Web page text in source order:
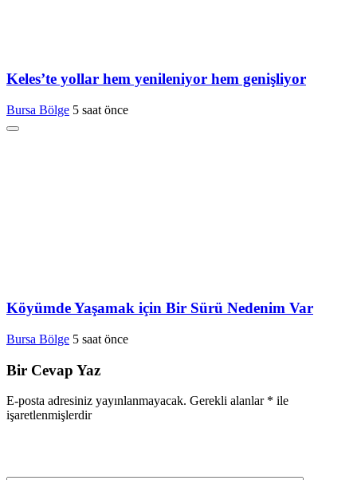
Keles’te yollar hem yenileniyor hem genişliyor
Bursa Bölge 5 saat önce
Köyümde Yaşamak için Bir Sürü Nedenim Var
Bursa Bölge 5 saat önce
Bir Cevap Yaz
E-posta adresiniz yayınlanmayacak. Gerekli alanlar * ile
işaretlenmişlerdir